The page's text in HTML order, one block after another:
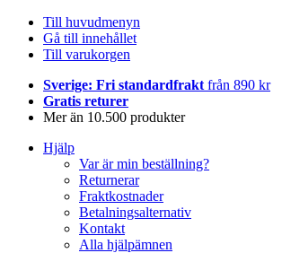
Till huvudmenyn
Gå till innehållet
Till varukorgen
Sverige: Fri standardfrakt från 890 kr
Gratis returer
Mer än 10.500 produkter
Hjälp
Var är min beställning?
Returnerar
Fraktkostnader
Betalningsalternativ
Kontakt
Alla hjälpämnen